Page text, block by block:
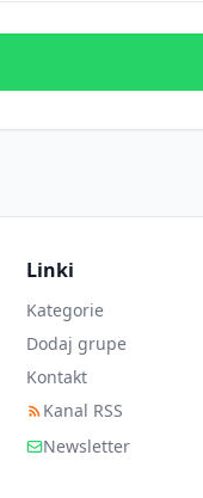
Linki
Kategorie
Dodaj grupe
Kontakt
Kanal RSS
Newsletter